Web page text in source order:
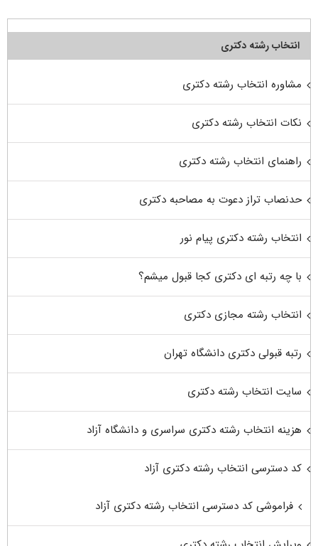
انتخاب رشته دکتری
مشاوره انتخاب رشته دکتری
نکات انتخاب رشته دکتری
راهنمای انتخاب رشته دکتری
حدنصاب تراز دعوت به مصاحبه دکتری
انتخاب رشته دکتری پیام نور
با چه رتبه ای دکتری کجا قبول میشم؟
انتخاب رشته مجازی دکتری
رتبه قبولی دکتری دانشگاه تهران
سایت انتخاب رشته دکتری
هزینه انتخاب رشته دکتری سراسری و دانشگاه آزاد
کد دسترسی انتخاب رشته دکتری آزاد
فراموشی کد دسترسی انتخاب رشته دکتری آزاد